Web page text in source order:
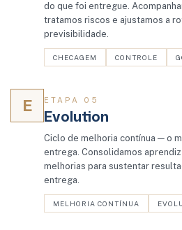
do que foi entregue.
tratamos riscos e ajustamos a
previsibilidade.
CHECAGEM CONTROLE
E ETAPA 05
Evolution
Ciclo de melhoria contínua — o
entrega. Consolidamos
melhorias para sustentar
entrega.
MELHORIA CONTÍNUA